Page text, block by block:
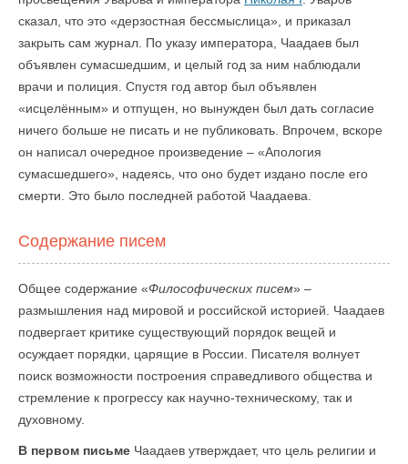
сказал, что это «дерзостная бессмыслица», и приказал
закрыть сам журнал. По указу императора, Чаадаев был
объявлен сумасшедшим, и целый год за ним наблюдали
врачи и полиция. Спустя год автор был объявлен
«исцелённым» и отпущен, но вынужден был дать согласие
ничего больше не писать и не публиковать. Впрочем, вскоре
он написал очередное произведение – «Апология
сумасшедшего», надеясь, что оно будет издано после его
смерти. Это было последней работой Чаадаева.
Содержание писем
Общее содержание «Философических писем» –
размышления над мировой и российской историей. Чаадаев
подвергает критике существующий порядок вещей и
осуждает порядки, царящие в России. Писателя волнует
поиск возможности построения справедливого общества и
стремление к прогрессу как научно-техническому, так и
духовному.
В первом письме Чаадаев утверждает, что цель религии и